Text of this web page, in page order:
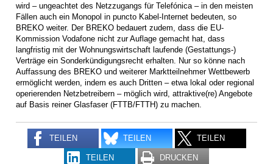
wird – ungeachtet des Netzzugangs für Telefónica – in den meisten
Fällen auch ein Monopol in puncto Kabel-Internet bedeuten, so
BREKO weiter. Der BREKO bedauert zudem, dass die EU-
Kommission Vodafone nicht zur Auflage gemacht hat, dass
langfristig mit der Wohnungswirtschaft laufende (Gestattungs-)
Verträge ein Sonderkündigungsrecht erhalten. Nur so könne nach
Auffassung des BREKO und weiterer Marktteilnehmer Wettbewerb
ermöglicht werden, indem es auch Dritten – etwa lokal oder regional
operierenden Netzbetreibern – möglich wird, attraktive(re) Angebote
auf Basis reiner Glasfaser (FTTB/FTTH) zu machen.
TEILEN TEILEN TEILEN
TEILEN DRUCKEN